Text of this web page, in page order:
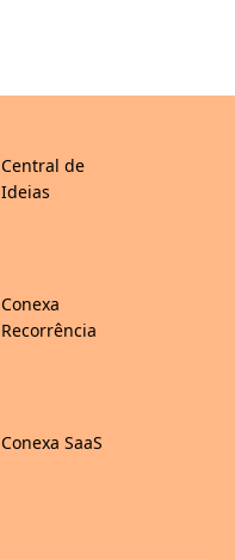
Central de
Ideias
Conexa
Recorrência
Conexa SaaS